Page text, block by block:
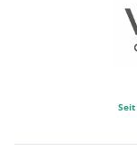
Seit